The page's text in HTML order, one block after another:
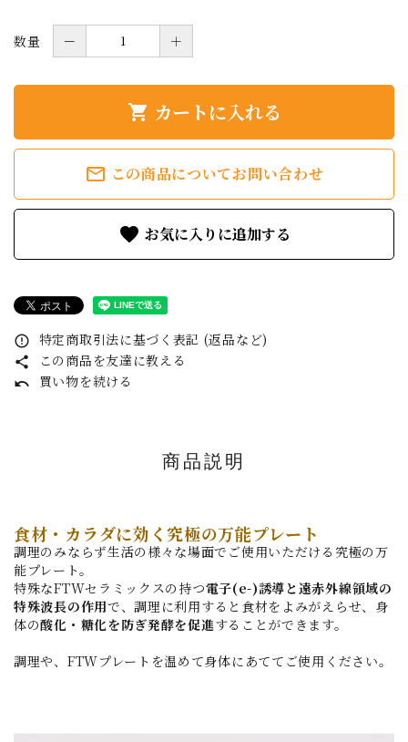
数量 － ＋
shopping_cart カートに入れる
mail_outline この商品についてお問い合わせ
favorite
error_outline 特定商取引法に基づく表記 (返品など)
share この商品を友達に教える
undo 買い物を続ける
商品説明
食材・カラダに効く究極の万能プレート
調理のみならず生活の様々な場面でご使用いただける究極の万
能プレート。
特殊なFTWセラミックスの持つ電子(e-)誘導と遠赤外線領域の
特殊波長の作用で、調理に利用すると食材をよみがえらせ、身
体の酸化・糖化を防ぎ発酵を促進することができます。
調理や、FTWプレートを温めて身体にあててご使用ください。